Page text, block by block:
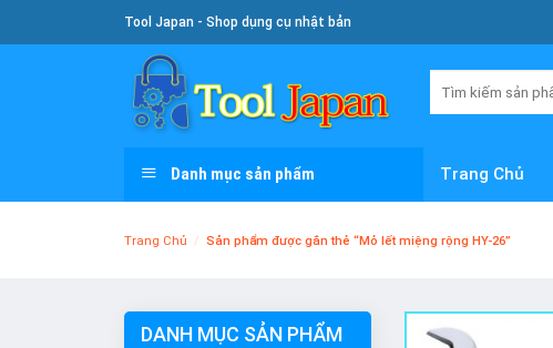
To
Tool Japan - Shop dụng cụ nhật bản
Danh mục sản phẩm Trang Chủ
Trang Chủ / Sản phẩm được gắn thẻ “Mỏ lết miệng rộng HY-26”
DANH MỤC SẢN PHẨM